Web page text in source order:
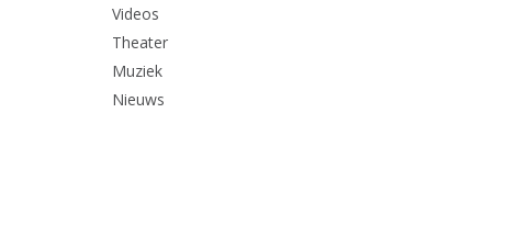
Videos
Theater
Muziek
Nieuws